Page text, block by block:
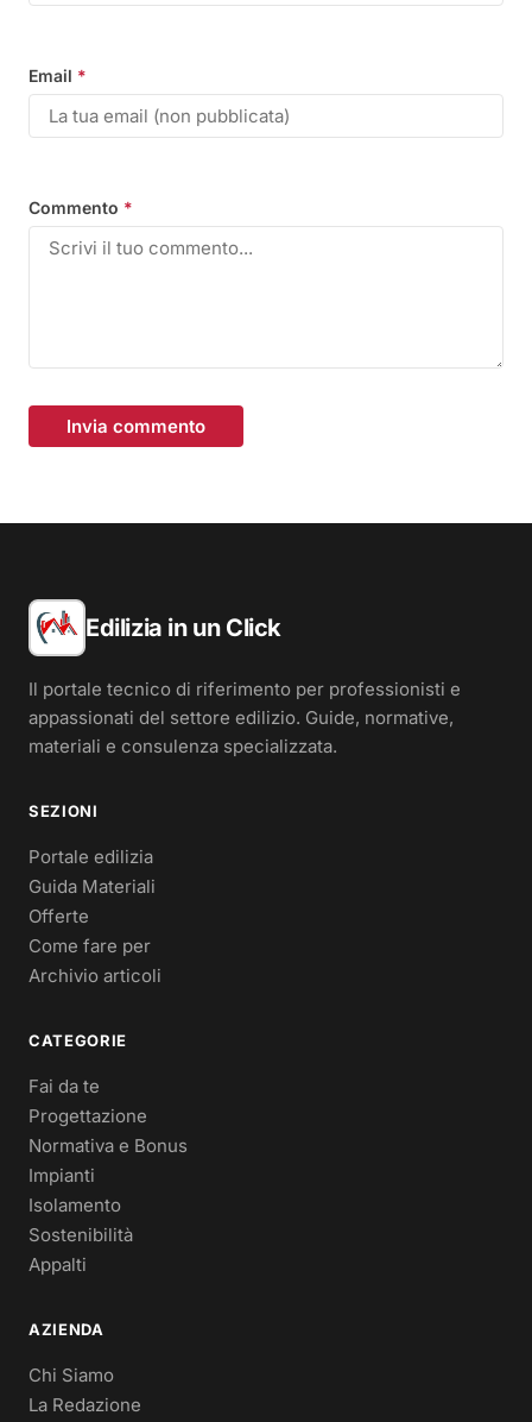
Email *
Commento *
Invia commento
Edilizia in un Click
Il portale tecnico di riferimento per professionisti e
appassionati del settore edilizio. Guide, normative,
materiali e consulenza specializzata.
SEZIONI
Portale edilizia
Guida Materiali
Offerte
Come fare per
Archivio articoli
CATEGORIE
Fai da te
Progettazione
Normativa e Bonus
Impianti
Isolamento
Sostenibilità
Appalti
AZIENDA
Chi Siamo
La Redazione